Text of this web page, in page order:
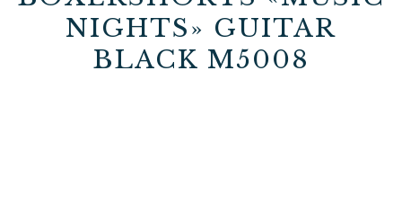
NIGHTS» GUITAR
BLACK M5008